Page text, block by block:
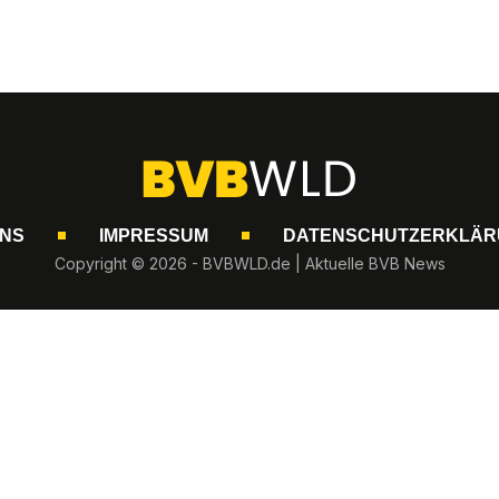
IMPRESSUM
Copyright © 2026 - BVBWLD.de | Aktuelle BVB News